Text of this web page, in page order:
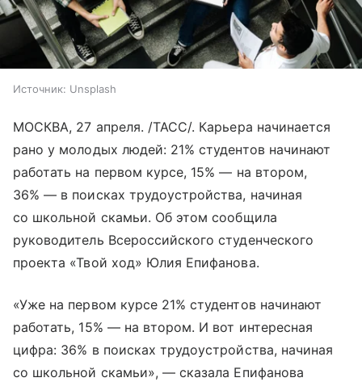
Источник: Unsplash
МОСКВА, 27 апреля. /ТАСС/. Карьера начинается
рано у молодых людей: 21% студентов начинают
работать на первом курсе, 15% — на втором,
36% — в поисках трудоустройства, начиная
со школьной скамьи. Об этом сообщила
руководитель Всероссийского студенческого
проекта «Твой ход» Юлия Епифанова.
«Уже на первом курсе 21% студентов начинают
работать, 15% — на втором. И вот интересная
цифра: 36% в поисках трудоустройства, начиная
со школьной скамьи», — сказала Епифанова